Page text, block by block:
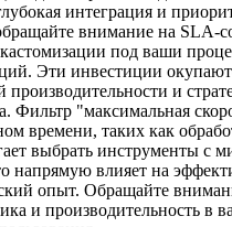
интеграция и
внимание на SLA-
под ваши
Эти инвестиции
производительности и
Фильтр "максимальная
времени, таких как
выбрать инструменты с
напрямую влияет на
опыт. Обращайте
и производительность в